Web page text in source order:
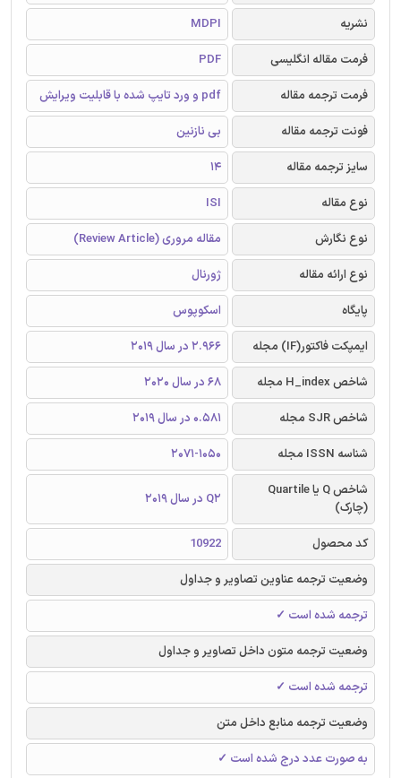
نشریه
MDPI
فرمت مقاله انگلیسی
PDF
فرمت ترجمه مقاله
pdf و ورد تایپ شده با قابلیت ویرایش
فونت ترجمه مقاله
بی نازنین
سایز ترجمه مقاله
14
نوع مقاله
ISI
نوع نگارش
مقاله مروری (Review Article)
نوع ارائه مقاله
ژورنال
پایگاه
اسکوپوس
ایمپکت فاکتور(IF) مجله
2.966 در سال 2019
شاخص H_index مجله
68 در سال 2020
شاخص SJR مجله
0.581 در سال 2019
شناسه ISSN مجله
2071-1050
شاخص Q یا Quartile
(چارک)
Q2 در سال 2019
کد محصول
10922
وضعیت ترجمه عناوین تصاویر و جداول
ترجمه شده است ✓
وضعیت ترجمه متون داخل تصاویر و جداول
ترجمه شده است ✓
وضعیت ترجمه منابع داخل متن
به صورت عدد درج شده است ✓